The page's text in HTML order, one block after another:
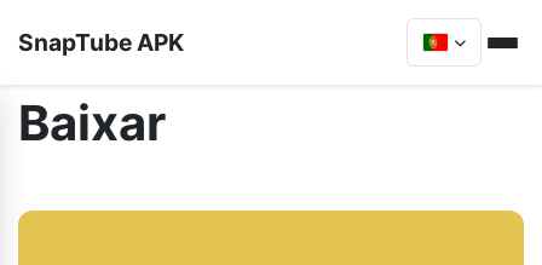
SnapTube APK
Baixar